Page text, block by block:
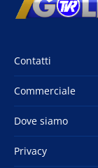
Contatti
Commerciale
Dove siamo
Privacy